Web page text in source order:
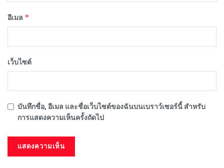
อีเมล *
เว็บไซต์
บันทึกชื่อ, อีเมล และชื่อเว็บไซต์ของฉันบนเบราว์เซอร์นี้ สำหรับ
การแสดงความเห็นครั้งถัดไป